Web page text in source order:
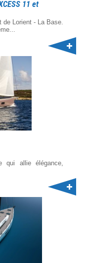
11 et
de Lorient - La Base.
allie élégance,